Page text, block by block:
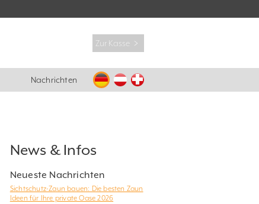
Zur Kasse ﹥
Nachrichten
News & Infos
Neueste Nachrichten
Sichtschutz-Zaun bauen: Die besten Zaun
Ideen für Ihre private Oase 2026